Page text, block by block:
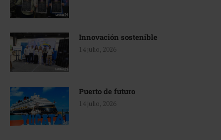
Innovación sostenible
14 julio, 2026
Puerto de futuro
14 julio, 2026